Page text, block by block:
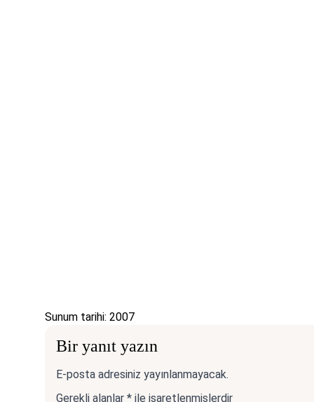
Sunum tarihi: 2007
Bir yanıt yazın
E-posta adresiniz yayınlanmayacak.
Gerekli alanlar * ile işaretlenmişlerdir